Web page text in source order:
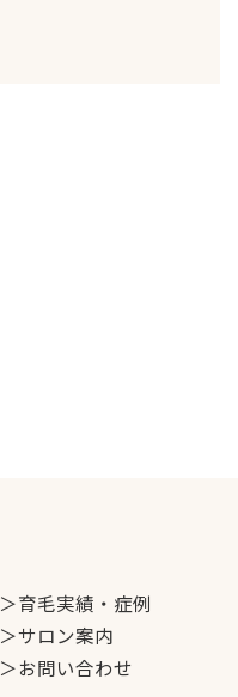
＞育毛実績・症例
＞サロン案内
＞お問い合わせ